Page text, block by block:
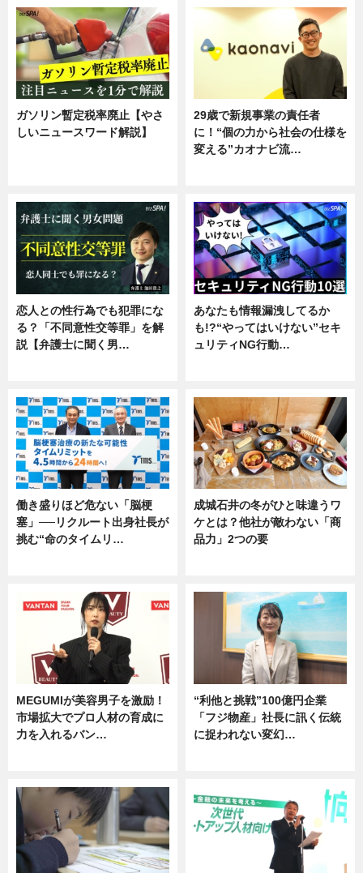
ガソリン暫定税率廃止【やさ
しいニュースワード解説】
29歳で新規事業の責任者
に！“個の力から社会の仕様を
変える”カオナビ流…
恋人との性行為でも犯罪にな
る？「不同意性交等罪」を解
説【弁護士に聞く男…
あなたも情報漏洩してるか
も!?“やってはいけない”セキ
ュリティNG行動…
働き盛りほど危ない「脳梗
塞」──リクルート出身社長が
挑む“命のタイムリ…
成城石井の冬がひと味違うワ
ケとは？他社が敵わない「商
品力」2つの要
MEGUMIが美容男子を激励！
市場拡大でプロ人材の育成に
力を入れるバン…
“利他と挑戦”100億円企業
「フジ物産」社長に訊く伝統
に捉われない変幻…